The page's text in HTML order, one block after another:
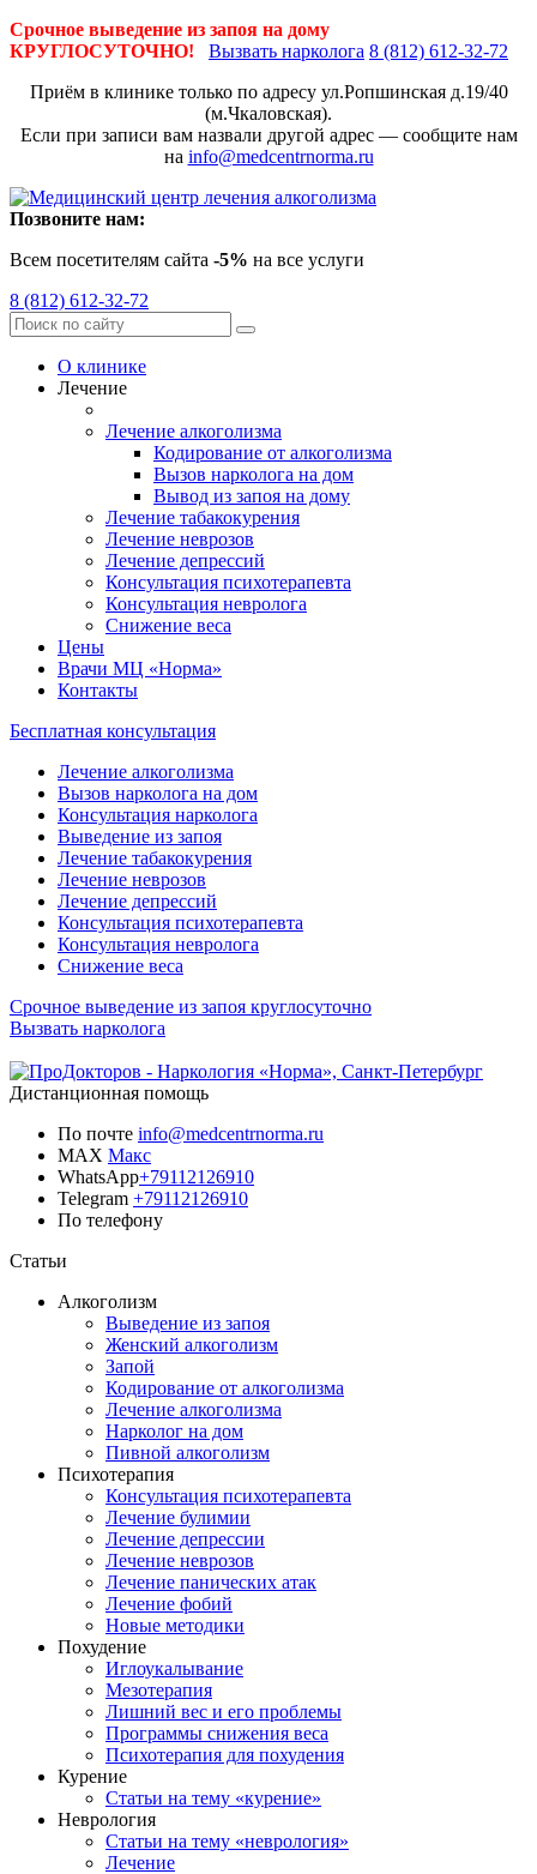
Срочное выведение из запоя на дому
КРУГЛОСУТОЧНО!
Вызвать нарколога 8 (812) 612-32-72
Приём в клинике только по адресу ул.Ропшинская д.19/40
(м.Чкаловская).
Если при записи вам назвали другой адрес — сообщите нам
на info@medcentrnorma.ru
Позвоните нам:
Всем посетителям сайта -5% на все услуги
8 (812) 612-32-72
О клинике
Лечение
Лечение алкоголизма
Кодирование от алкоголизма
Вызов нарколога на дом
Вывод из запоя на дому
Лечение табакокурения
Лечение неврозов
Лечение депрессий
Консультация психотерапевта
Консультация невролога
Снижение веса
Цены
Врачи МЦ «Норма»
Контакты
Бесплатная консультация
Лечение алкоголизма
Вызов нарколога на дом
Консультация нарколога
Выведение из запоя
Лечение табакокурения
Лечение неврозов
Лечение депрессий
Консультация психотерапевта
Консультация невролога
Снижение веса
Срочное выведение из запоя круглосуточно
Вызвать нарколога
Дистанционная помощь
По почте info@medcentrnorma.ru
MAX Макс
WhatsApp+79112126910
Telegram +79112126910
По телефону
Статьи
Алкоголизм
Выведение из запоя
Женский алкоголизм
Запой
Кодирование от алкоголизма
Лечение алкоголизма
Нарколог на дом
Пивной алкоголизм
Психотерапия
Консультация психотерапевта
Лечение булимии
Лечение депрессии
Лечение неврозов
Лечение панических атак
Лечение фобий
Новые методики
Похудение
Иглоукалывание
Мезотерапия
Лишний вес и его проблемы
Программы снижения веса
Психотерапия для похудения
Курение
Статьи на тему «курение»
Неврология
Статьи на тему «неврология»
Лечение